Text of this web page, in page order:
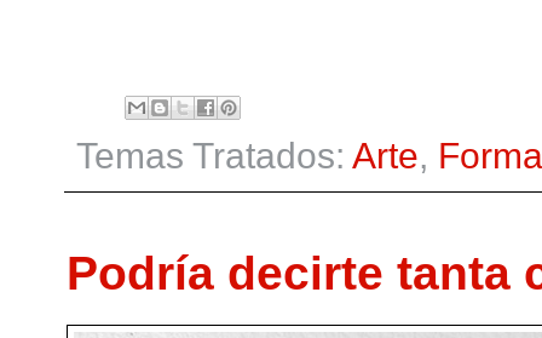
Temas Tratados: Arte,
Podría decirte tanta